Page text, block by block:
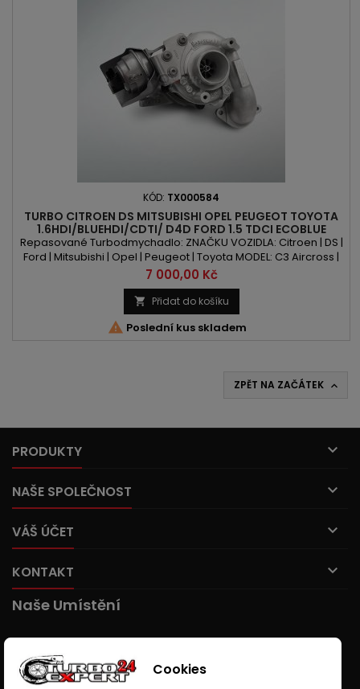
KÓD: TX000584
TURBO CITROEN DS MITSUBISHI OPEL PEUGEOT TOYOTA
1.6HDI/BLUEHDI/CDTI/ D4D FORD 1.5 TDCI ECOBLUE
Repasované Turbodmychadlo: ZNAČKU VOZIDLA: Citroen | DS |
Ford | Mitsubishi | Opel | Peugeot | Toyota MODEL: C3 Aircross |
C4 | C4 Picasso | C4 Grand Picasso | Berlingo | Jumpy |
Spacetourer | DS3 | DS4 | DS5 | C Max | Fiesta | Focus | Mondeo |
Tourneo Courier | ASX | Crossland | 208 | 308 | 508 | 2008 | 3008
| 5008 | Expert | Partner | Traveller | Proace...
Cena
7 000,00 Kč
 Přidat do košíku
 Poslední kus skladem
ZPĚT NA ZAČÁTEK 
PRODUKTY 
NAŠE SPOLEČNOST 
VÁŠ ÚČET 
KONTAKT 
Naše Umístění
Cookies